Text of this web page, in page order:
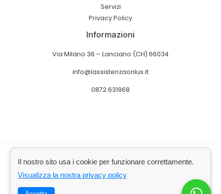
Il nostro sito usa i cookie per funzionare correttamente.
Visualizza la nostra privacy policy
Servizi
Privacy Policy
Informazioni
Via Milano 36 – Lanciano (CH) 66034
info@lassistenzaonlus.it
0872 631968
Copyright © 2026 L'assistenza Onlus